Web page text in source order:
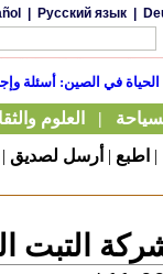
| اطبع | أرسل لصديق |
التبت